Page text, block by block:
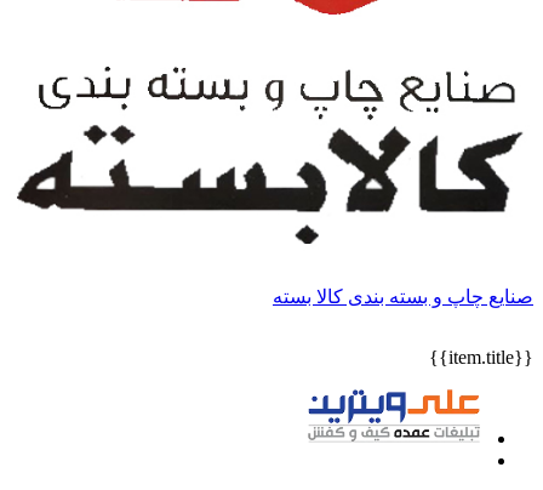
صنایع چاپ و بسته بندی کالا بسته
{{item.title}}